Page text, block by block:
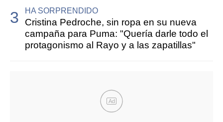
HA SORPRENDIDO
Cristina Pedroche, sin ropa en su nueva
campaña para Puma: "Quería darle todo el
protagonismo al Rayo y a las zapatillas"
Ad